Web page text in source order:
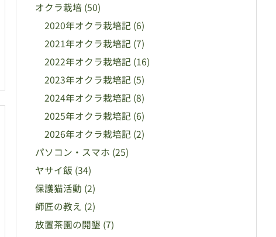
オクラ栽培 (50)
2020年オクラ栽培記 (6)
2021年オクラ栽培記 (7)
2022年オクラ栽培記 (16)
2023年オクラ栽培記 (5)
2024年オクラ栽培記 (8)
2025年オクラ栽培記 (6)
2026年オクラ栽培記 (2)
パソコン・スマホ (25)
ヤサイ飯 (34)
保護猫活動 (2)
師匠の教え (2)
放置茶園の開墾 (7)